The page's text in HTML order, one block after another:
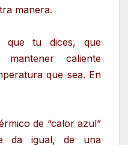
manera.
que tu dices, que
caliente
que sea. En
de “calor azul”
da igual, de una